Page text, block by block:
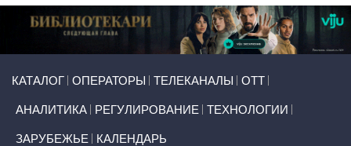
КАТАЛОГ ОПЕРАТОРЫ ТЕЛЕКАНАЛЫ ОТТ
АНАЛИТИКА РЕГУЛИРОВАНИЕ ТЕХНОЛОГИИ
ЗАРУБЕЖЬЕ КАЛЕНДАРЬ